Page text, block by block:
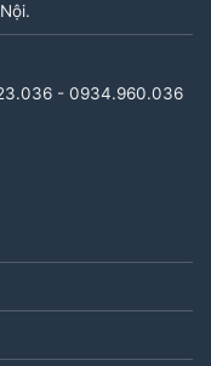
- 0934.960.036